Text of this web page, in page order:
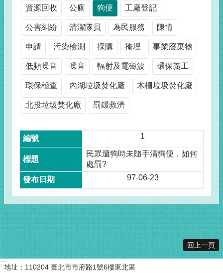
資源回收 公廁 狗便 工廠登記
公害糾紛 清潔隊員 為民服務 陳情
申請 污染檢測 採購 掩埋 事業廢棄物
低頻噪音 噪音 輻射及電磁波 環保義工
環保稽查 內湖垃圾焚化廠 木柵垃圾焚化廠
北投垃圾焚化廠 罰鍰救濟
1
民眾遛狗時未隨手清狗便，如何
處罰?
97-06-23
回上一頁
:::地址：110204 臺北市市府路1號6樓東北區